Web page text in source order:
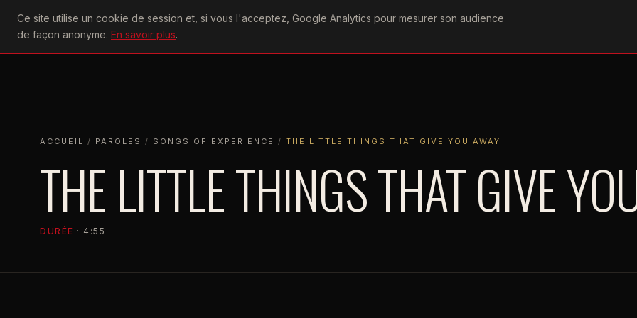
Ce site utilise un cookie de session et, si vous l'acceptez, Google Analytics pour mesurer son audience
de façon anonyme. En savoir plus.
U2achtung
ACCUEIL
ACTU CONCERTS DISCOGRAPHIEPAROLESVIDÉOGRAPHIEFORUMS
ACCUEIL / PAROLES / SONGS OF EXPERIENCE / THE LITTLE THINGS THAT GIVE YOU AWAY
THE LITTLE THINGS THAT GIVE
DURÉE · 4:55